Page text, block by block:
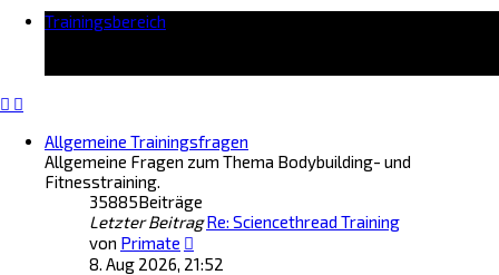
e
e
i
r
a
g
Trainingsbereich
Allgemeine Trainingsfragen
Allgemeine Fragen zum Thema Bodybuilding- und
Fitnesstraining.
35885Beiträge
Letzter Beitrag Re: Sciencethread Training
von Primate
e
8. Aug 2026, 21:52